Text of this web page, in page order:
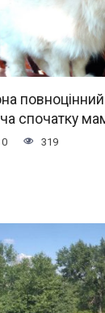
спочатку
0 319